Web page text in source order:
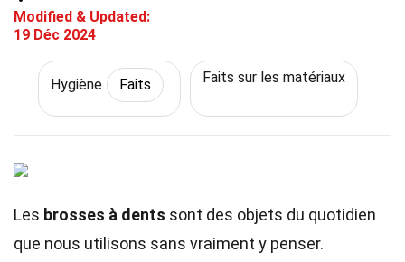
Modified & Updated:
19 Déc 2024
Hygiène Faits Faits sur les matériaux
Les brosses à dents sont des objets du quotidien
que nous utilisons sans vraiment y penser.